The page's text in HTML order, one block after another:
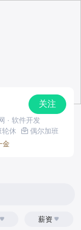
关注
· 软件开发
轮休
偶尔加班
金
薪资